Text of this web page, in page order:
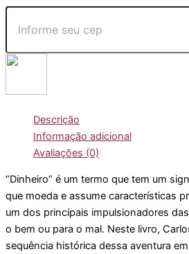
moeda
quantidade
Descrição
Informação adicional
Avaliações (0)
“Dinheiro” é um termo que tem um
que moeda e assume características
um dos principais impulsionadores
o bem ou para o mal. Neste livro,
sequência histórica dessa aventura